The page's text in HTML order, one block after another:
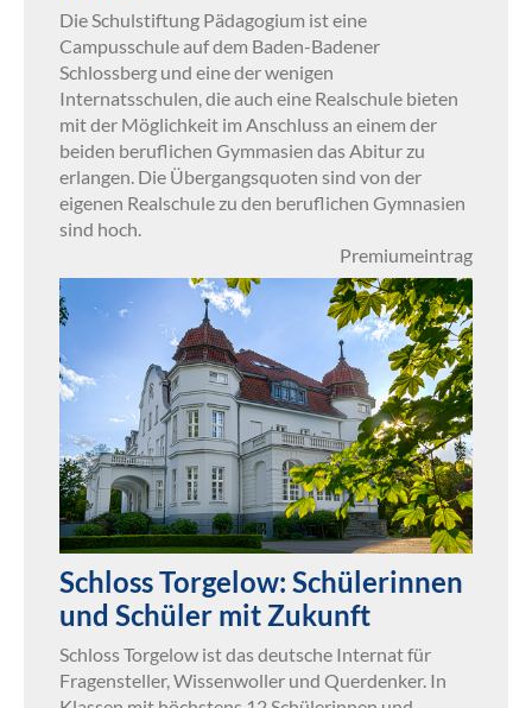
Die Schulstiftung Pädagogium ist eine
Campusschule auf dem Baden-Badener
Schlossberg und eine der wenigen
Internatsschulen, die auch eine Realschule bieten
mit der Möglichkeit im Anschluss an einem der
beiden beruflichen Gymmasien das Abitur zu
erlangen. Die Übergangsquoten sind von der
eigenen Realschule zu den beruflichen Gymnasien
sind hoch.
Premiumeintrag
Schloss Torgelow: Schülerinnen
und Schüler mit Zukunft
Schloss Torgelow ist das deutsche Internat für
Fragensteller, Wissenwoller und Querdenker. In